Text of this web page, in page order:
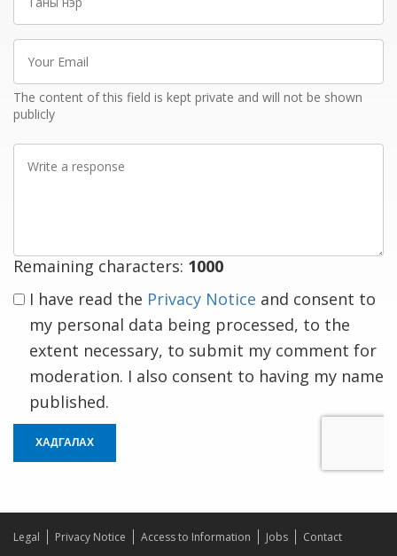
нэр
Email
The content of this field is kept private and will not be shown
publicly
Remaining characters: 1000
I have read the Privacy Notice and consent to
my personal data being processed, to the
extent necessary, to submit my comment for
moderation. I also consent to having my name
published.
ХАДГАЛАХ
Legal Privacy Notice Access to Information Jobs
Contact